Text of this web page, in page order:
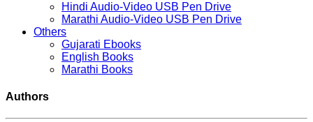
Hindi Audio-Video USB Pen Drive
Marathi Audio-Video USB Pen Drive
Others
Gujarati Ebooks
English Books
Marathi Books
Authors